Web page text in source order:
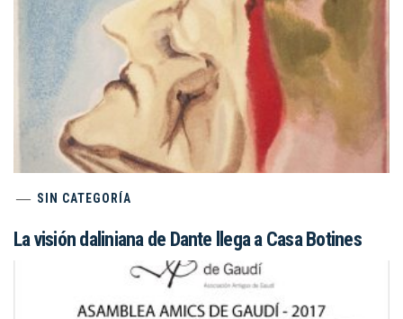
SIN CATEGORÍA
La visión daliniana de Dante llega a Casa Botines